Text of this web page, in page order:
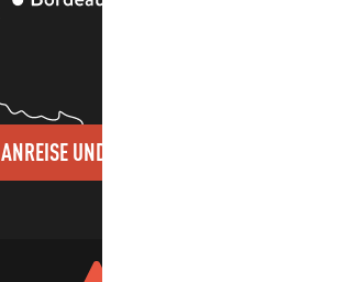
ANREISE UND KONTAKTE